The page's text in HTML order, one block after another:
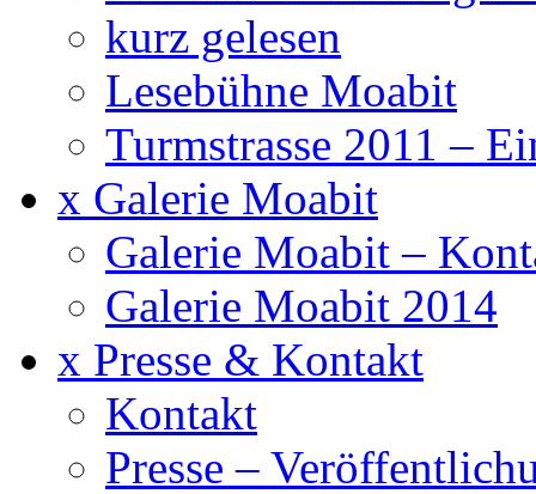
kurz gelesen
Lesebühne Moabit
Turmstrasse 2011 –
x Galerie Moabit
Galerie Moabit –
Galerie Moabit 2014
x Presse & Kontakt
Kontakt
Presse –